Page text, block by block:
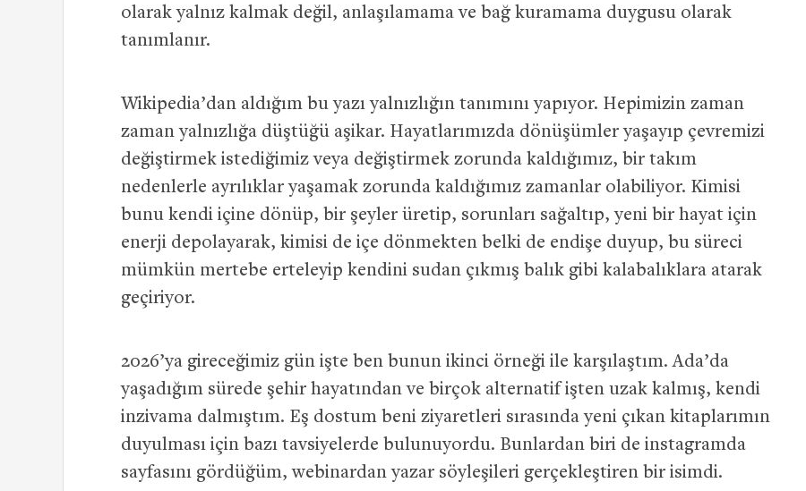
olarak yalnız kalmak değil, anlaşılamama ve bağ kuramama duygusu olarak
tanımlanır.
Wikipedia’dan aldığım bu yazı yalnızlığın tanımını yapıyor. Hepimizin zaman
zaman yalnızlığa düştüğü aşikar. Hayatlarımızda dönüşümler yaşayıp çevremizi
değiştirmek istediğimiz veya değiştirmek zorunda kaldığımız, bir takım
nedenlerle ayrılıklar yaşamak zorunda kaldığımız zamanlar olabiliyor. Kimisi
bunu kendi içine dönüp, bir şeyler üretip, sorunları sağaltıp, yeni bir hayat için
enerji depolayarak, kimisi de içe dönmekten belki de endişe duyup, bu süreci
mümkün mertebe erteleyip kendini sudan çıkmış balık gibi kalabalıklara atarak
geçiriyor.
2026’ya gireceğimiz gün işte ben bunun ikinci örneği ile karşılaştım. Ada’da
yaşadığım sürede şehir hayatından ve birçok alternatif işten uzak kalmış, kendi
inzivama dalmıştım. Eş dostum beni ziyaretleri sırasında yeni çıkan kitaplarımın
duyulması için bazı tavsiyelerde bulunuyordu. Bunlardan biri de instagramda
sayfasını gördüğüm, webinardan yazar söyleşileri gerçekleştiren bir isimdi.